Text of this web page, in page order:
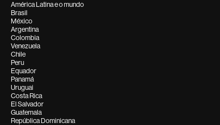
América Latina e o mundo
Brasil
México
Argentina
Colombia
Venezuela
Chile
Peru
Equador
Panamá
Uruguai
Costa Rica
El Salvador
Guatemala
República Dominicana